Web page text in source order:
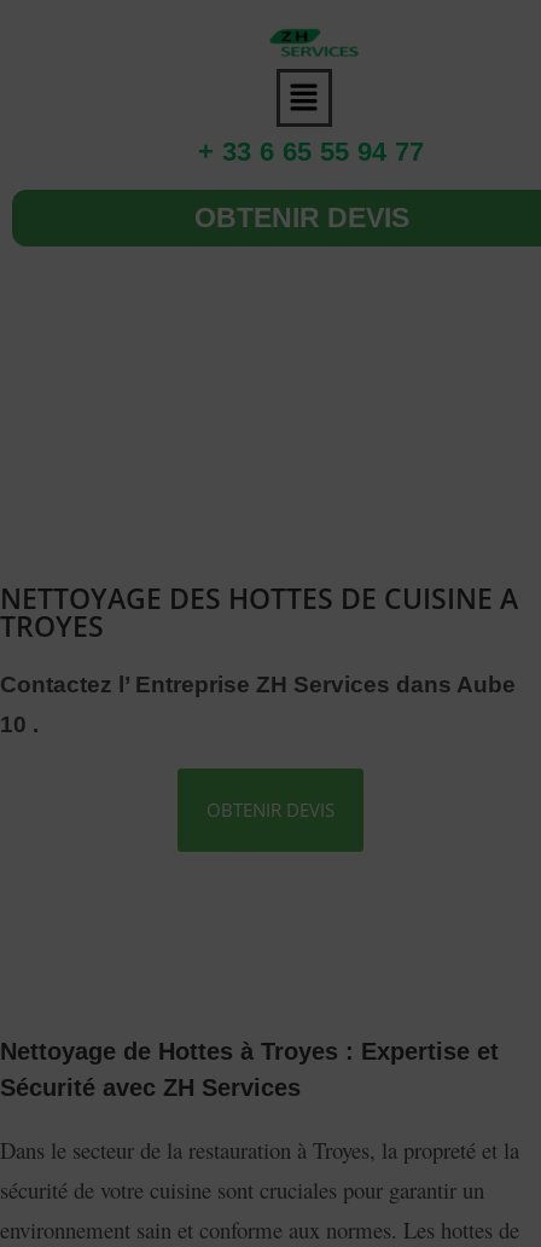
+ 33 6 65 55 94 77
OBTENIR DEVIS
NETTOYAGE DES HOTTES DE CUISINE A
TROYES
Contactez l’ Entreprise ZH Services dans Aube
10 .
OBTENIR DEVIS
Nettoyage de Hottes à Troyes : Expertise et
Sécurité avec ZH Services
Dans le secteur de la restauration à Troyes, la propreté et la
sécurité de votre cuisine sont cruciales pour garantir un
environnement sain et conforme aux normes. Les hottes de